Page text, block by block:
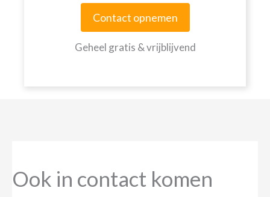
Contact opnemen
Geheel gratis & vrijblijvend
Ook in contact komen